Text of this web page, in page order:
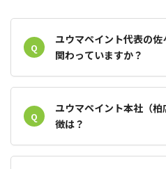
Q
ユウマペイント代表の
関わっていますか？
Q
ユウマペイント本社（
徴は？